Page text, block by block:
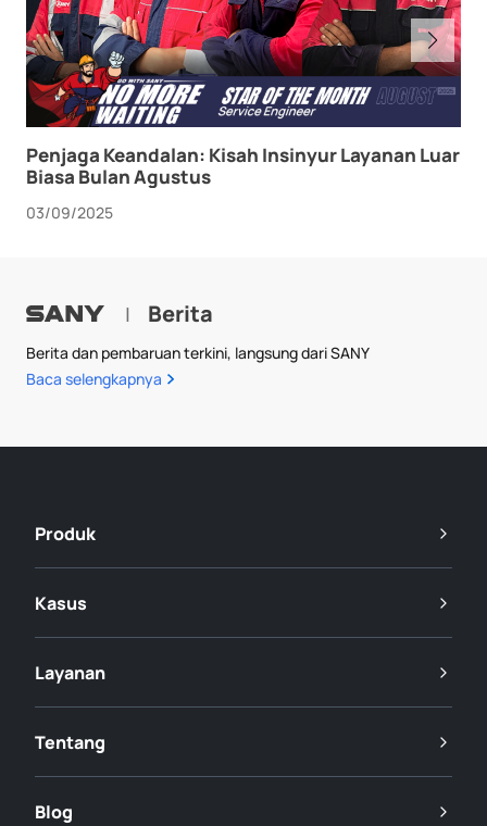
Penjaga Keandalan: Kisah Insinyur Layanan Luar
Biasa Bulan Agustus
03/09/2025
| Berita
Berita dan pembaruan terkini, langsung dari SANY
Baca selengkapnya
Produk
Kasus
Layanan
Tentang
Blog